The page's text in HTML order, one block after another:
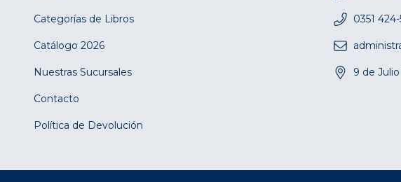
Categorías de Libros
Catálogo 2026
Nuestras Sucursales
Contacto
Política de Devolución
0351 424-
9 de